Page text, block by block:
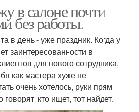
в салоне почти
без работы.
в день - уже праздник. Когда у
заинтересованности в
для нового сотрудника,
как мастера хуже не
очень хотелось, руки прям
говорят, кто ищет, тот найдет.